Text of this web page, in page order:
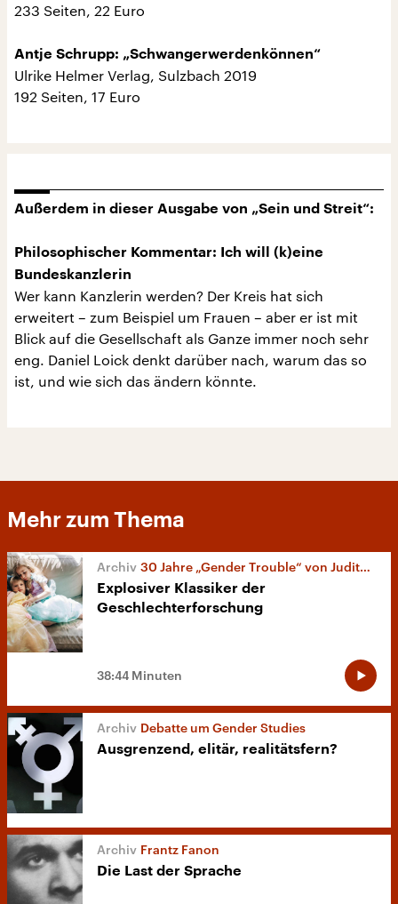
233 Seiten, 22 Euro
Antje Schrupp: „Schwangerwerdenkönnen“
Ulrike Helmer Verlag, Sulzbach 2019
192 Seiten, 17 Euro
Außerdem in dieser Ausgabe von „Sein und Streit“:
Philosophischer Kommentar: Ich will (k)eine
Bundeskanzlerin
Wer kann Kanzlerin werden? Der Kreis hat sich
erweitert – zum Beispiel um Frauen – aber er ist mit
Blick auf die Gesellschaft als Ganze immer noch sehr
eng. Daniel Loick denkt darüber nach, warum das so
ist, und wie sich das ändern könnte.
Mehr zum Thema
30 Jahre „Gender Trouble“ von Judith Butler
Explosiver Klassiker der
Geschlechterforschung
38:44 Minuten
Debatte um Gender Studies
Ausgrenzend, elitär, realitätsfern?
Frantz Fanon
Die Last der Sprache